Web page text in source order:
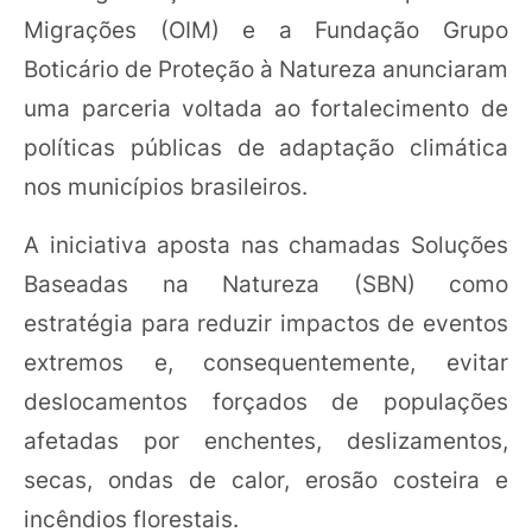
Migrações (OIM) e a Fundação Grupo
Boticário de Proteção à Natureza anunciaram
uma parceria voltada ao fortalecimento de
políticas públicas de adaptação climática
nos municípios brasileiros.
A iniciativa aposta nas chamadas Soluções
Baseadas na Natureza (SBN) como
estratégia para reduzir impactos de eventos
extremos e, consequentemente, evitar
deslocamentos forçados de populações
afetadas por enchentes, deslizamentos,
secas, ondas de calor, erosão costeira e
incêndios florestais.